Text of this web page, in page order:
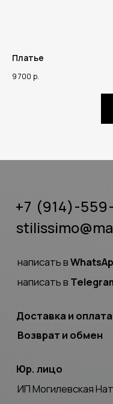
Платье
9 700 р.